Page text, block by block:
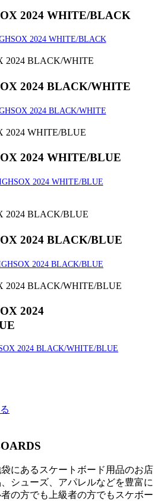
2024 WHITE/BLACK
2024 WHITE/BLACK
2024 BLACK/WHITE
2024 BLACK/WHITE
2024 WHITE/BLUE
2024 WHITE/BLUE
2024 BLACK/BLUE
2024 BLACK/BLUE
2024
2024 BLACK/WHITE/BLUE
にあるスケートボード用品のお店
シューズ、アパレルなどを豊富に
の方でも上級者の方でもスケボー